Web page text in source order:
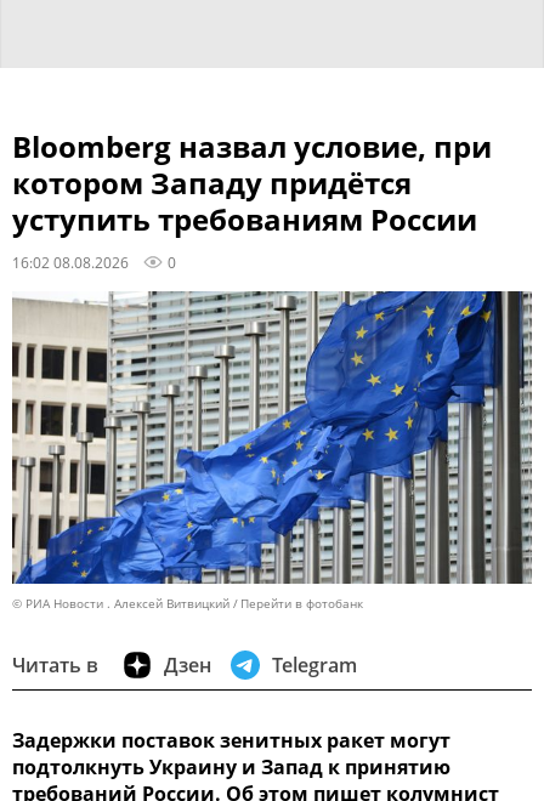
Bloomberg назвал условие, при
котором Западу придётся
уступить требованиям России
16:02 08.08.2026 0
© РИА Новости . Алексей Витвицкий Перейти в фотобанк
Читать в Дзен Telegram
Задержки поставок зенитных ракет могут
подтолкнуть Украину и Запад к принятию
требований России. Об этом пишет колумнист